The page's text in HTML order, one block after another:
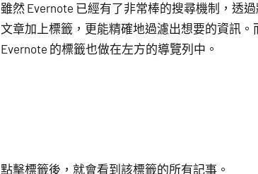
雖然 Evernote 已經有了非常棒的搜尋機制，透
文章加上標籤，更能精確地過濾出想要的資訊。
Evernote 的標籤也做在左方的導覽列中。
點擊標籤後，就會看到該標籤的所有記事。